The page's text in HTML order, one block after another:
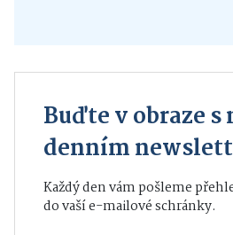
Buďte v obraze s
denním
Každý den vám pošleme
do vaší e-mailové schránky.